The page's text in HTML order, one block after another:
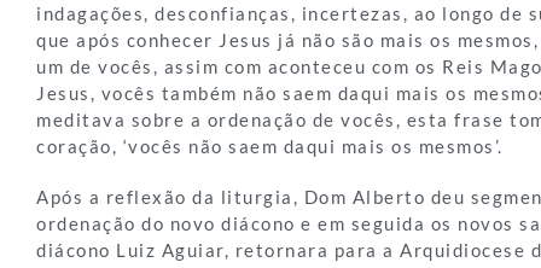
indagações, desconfianças, incertezas, ao longo de
que após conhecer Jesus já não são mais os
um de vocês, assim com aconteceu com os Reis
Jesus, vocês também não saem daqui mais os
meditava sobre a ordenação de vocês, esta frase
coração, ‘vocês não saem daqui mais os mesmos’.
Após a reflexão da liturgia, Dom Alberto deu
ordenação do novo diácono e em seguida os novos
diácono Luiz Aguiar, retornara para a Arquidiocese